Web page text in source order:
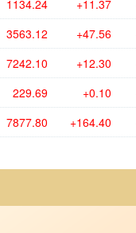
1134.24 +11.37
3563.12 +47.56
7242.10 +12.30
229.69 +0.10
7877.80 +164.40